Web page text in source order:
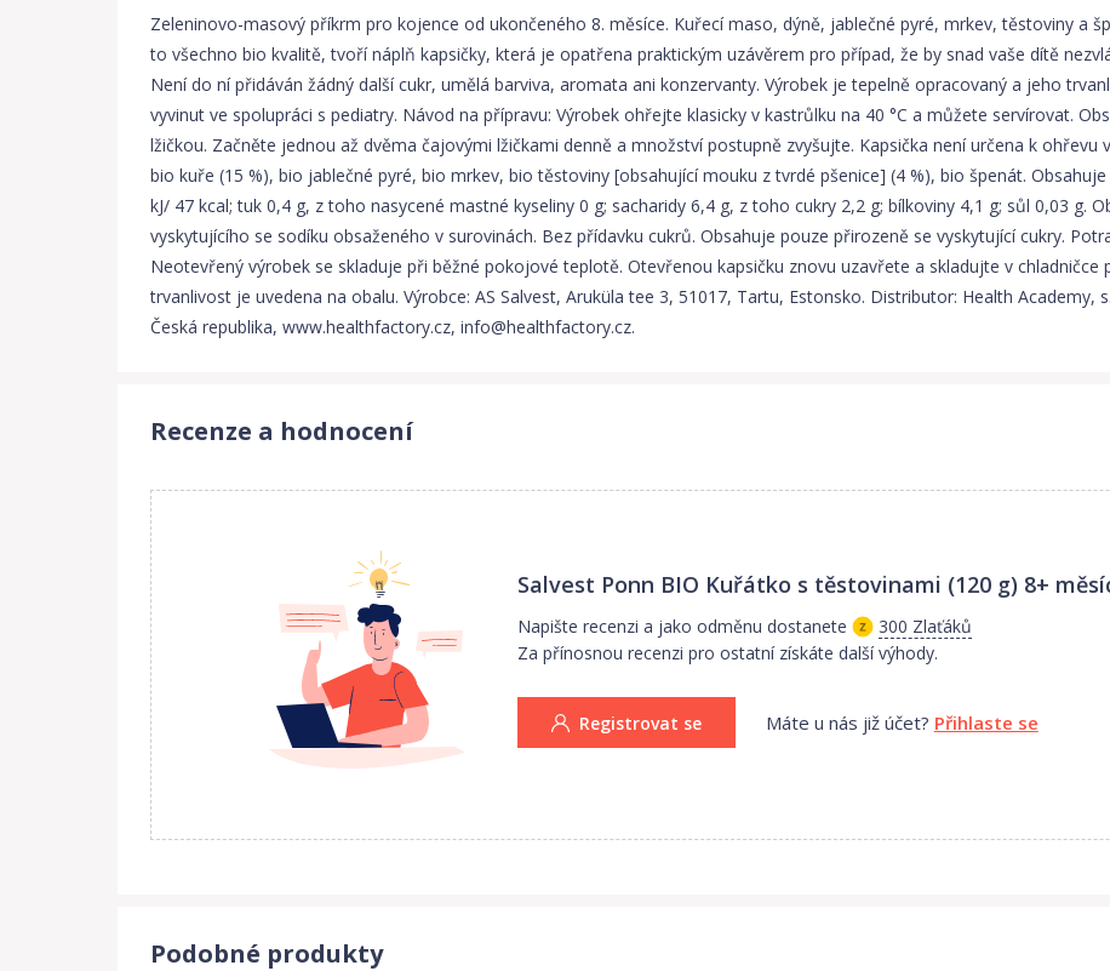
Zeleninovo-masový příkrm pro kojence od ukončeného 8. měsíce. Kuřecí maso, dýně, jablečné pyré, mrkev, těstoviny a
to všechno bio kvalitě, tvoří náplň kapsičky, která je opatřena praktickým uzávěrem pro případ, že by snad vaše dítě
Není do ní přidáván žádný další cukr, umělá barviva, aromata ani konzervanty. Výrobek je tepelně opracovaný a jeho
vyvinut ve spolupráci s pediatry. Návod na přípravu: Výrobek ohřejte klasicky v kastrůlku na 40 °C a můžete servírovat.
lžičkou. Začněte jednou až dvěma čajovými lžičkami denně a množství postupně zvyšujte. Kapsička není určena k ohřevu
bio kuře (15 %), bio jablečné pyré, bio mrkev, bio těstoviny [obsahující mouku z tvrdé pšenice] (4 %), bio špenát.
kJ/ 47 kcal; tuk 0,4 g, z toho nasycené mastné kyseliny 0 g; sacharidy 6,4 g, z toho cukry 2,2 g; bílkoviny 4,1 g; sůl 0,03 g.
vyskytujícího se sodíku obsaženého v surovinách. Bez přídavku cukrů. Obsahuje pouze přirozeně se vyskytující cukry.
Neotevřený výrobek se skladuje při běžné pokojové teplotě. Otevřenou kapsičku znovu uzavřete a skladujte v
trvanlivost je uvedena na obalu. Výrobce: AS Salvest, Aruküla tee 3, 51017, Tartu, Estonsko. Distributor: Health Academy,
Česká republika, www.healthfactory.cz, info@healthfactory.cz.
Recenze a hodnocení
Salvest Ponn BIO Kuřátko s těstovinami (120 g) 8+
Napište recenzi a jako odměnu dostanete
300 Zlaťáků
Za přínosnou recenzi pro ostatní získáte další výhody.
Registrovat se Máte u nás již účet? Přihlaste se
Podobné produkty